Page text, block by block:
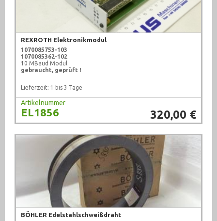
Schweißtechnik (58)
Schweißzubehör und Löttechnik (152)
sonstige Maschinen (71)
Sonstiges (2372)
Ventile (708)
Werkstattausrüstung (922)
Werkzeug (680)
REXROTH Elektronikmodul
1070085753-103
1070085362-102
10 MBaud Modul
gebraucht, geprüft !
Lieferzeit: 1 bis 3 Tage
Artikelnummer
EL1856 320,00 €
BÖHLER Edelstahlschweißdraht